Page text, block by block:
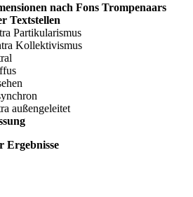
nach Fons Trompenaars
Textstellen
Partikularismus
Kollektivismus
außengeleitet
Ergebnisse